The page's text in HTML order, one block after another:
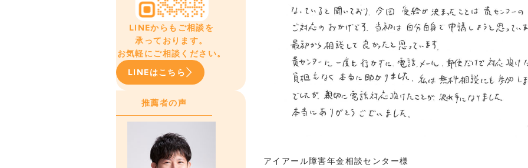
アイアール障害年金相談センター様
LINEからもご相談を
承っております。
お気軽にご相談ください。
LINEはこちら
推薦者の声